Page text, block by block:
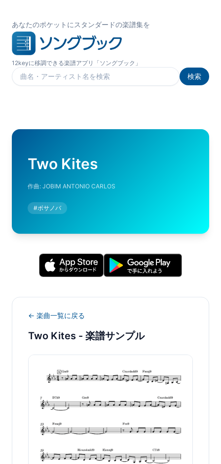
あなたのポケットにスタンダードの楽譜集を
12keyに移調できる楽譜アプリ「ソングブック」
楽曲を検索
検索
Two Kites
作曲: JOBIM ANTONIO CARLOS
#ボサノバ
← 楽曲一覧に戻る
Two Kites - 楽譜サンプル